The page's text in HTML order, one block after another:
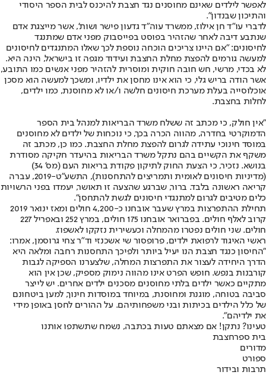
לאפשר לילדים שאינם מחוסנים נגד חצבת להיכנס לבית הספר היסודי
והתיכון שבנדון".
לדברי עו"ד חן אילוז, ממשרד עוה"ד גדעון פישר ושות', אשר מייצגת אדם
שנתבע דיבה לאחר שהזהיר בפוסט בפייסבוק מפני אדם שמתנגד
לחיסונים: "אם היינו צריכים הוכחה נוספת לכך שאלו המתנגדים לחיסונים
למעשה גורמים להפצת מחלת החצבת ועידוד מגפה זו בישראל, הינה היא.
לא בכדי, מרשי, חש חובה חוקית ומוסרית להזהיר מפני אנשים כמו התובע,
אשר הודה בריש גלי, כי הוא אינו מחסן את ילדיו, ומשכך למעשה הוא מסכן
אוכלוסייה בעלת מערכת חיסונים חלשה ו/או לא מחוסנת, כמו ילדים,
לחלות בחצבת.
"אין חולק, כי מכתב זה ששלח משרד הבריאות למנהל בית הספר
הדמוקרטי בחדרה, מהווה הכרה בכך, כי נוכחות של ילדים לא מחוסנים
במוסד חינוכי עתידה לגרום להפצת מחלת החצבת. כמו כן, מכתב זה
משקף את הקשיים בהם נתקל משרד הבריאות בהיעדר חקיקה מסודרת
בנושא. נזכיר, כי הצעת החוק לתיקון פקודת בריאות העם (מס' 34)
(מדיניות חיסונים לאומית ותמריצים להתחסנות), התשע"ט-2019, עברה
קריאה ראשונה בלבד. ברור, שברגע שהצעה זו תאושר, יעמדו בפני הרשויות
כלים מטיבים לגרום למתנגדי חיסונים לגשת להתחסן".
תחילת ההתפרצות במרץ שעבר אובחנו כ-4,200 חולים ומאז ינואר 2019
קרוב לאלף חולים. בפברואר אובחנו 175 חולים, במרץ 252 ובאפריל 227
חולים. שני חולים נפטרו מהמחלה וכעשירית נזקקו לאשפוז.
ראשי האיגוד לרפואת ילדים, פרופסור שי אשכנזי וד"ר צחי גרוסמן, אמרו:
"החיסון כנגד חצבת הנו יעיל ביותר ולפיכך התחסנות רחבה ומלאה היא
הדרך היחידה לעצור את התפרצות המחלה, שלצערנו הספיקה לגבות
קורבנות בנפש. חופש הפרט אינו מהווה נימוק מספיק, שכן אין הוא
מתקיים כאשר ילדים בלתי מחוסנים מסכנים ילדים אחרים. יש לייצר
סביבה בטוחה, מוגנת ומחוסנת, במיוחד במוסדות חינוך, למען ביטחונם
של כלל הילדים בכיתות ובני משפחותיהם. על ההורים לחסן באופן מידי
את ילדיהם".
טעינו? נתקן! אם מצאתם טעות בכתבה, נשמח שתשתפו אותנו
בית ספרחצבת
מדורים
ספורט
תרבות ובידור